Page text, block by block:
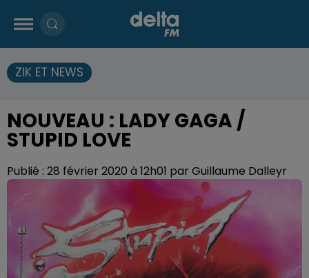
ZIK ET NEWS
NOUVEAU : LADY GAGA /
STUPID LOVE
Publié : 28 février 2020 à 12h01 par Guillaume Dalleyr